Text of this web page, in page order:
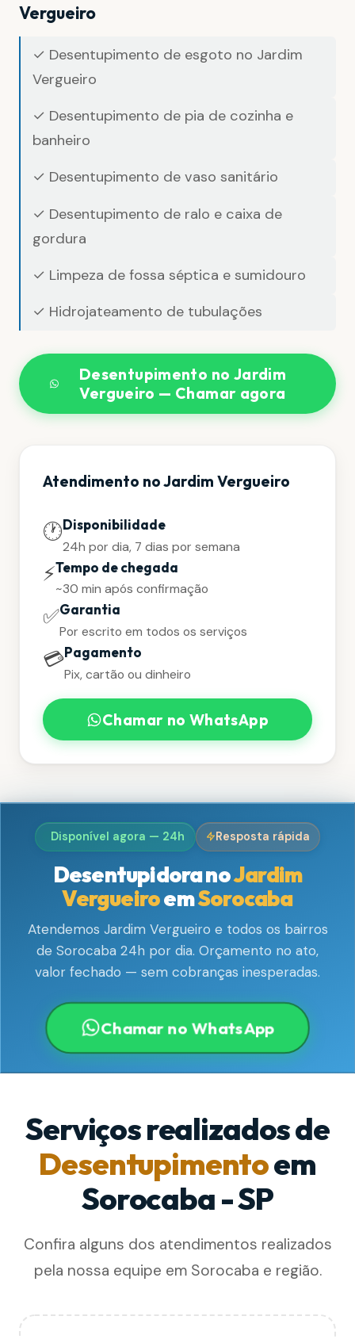
Vergueiro
✓ Desentupimento de esgoto no Jardim
Vergueiro
✓ Desentupimento de pia de cozinha e
banheiro
✓ Desentupimento de vaso sanitário
✓ Desentupimento de ralo e caixa de
gordura
✓ Limpeza de fossa séptica e sumidouro
✓ Hidrojateamento de tubulações
Desentupimento no Jardim
Vergueiro — Chamar agora
Atendimento no Jardim Vergueiro
🕐Disponibilidade
24h por dia, 7 dias por semana
⚡Tempo de chegada
~30 min após confirmação
✅Garantia
Por escrito em todos os serviços
💳Pagamento
Pix, cartão ou dinheiro
Chamar no WhatsApp
Disponível agora — 24h Resposta rápida
Desentupidora noJardim
VergueiroemSorocaba
Atendemos Jardim Vergueiro e todos os bairros
de Sorocaba 24h por dia. Orçamento no ato,
valor fechado — sem cobranças inesperadas.
Chamar no WhatsApp
Serviços realizados de
Desentupimentoem
Sorocaba - SP
Confira alguns dos atendimentos realizados
pela nossa equipe em Sorocaba e região.